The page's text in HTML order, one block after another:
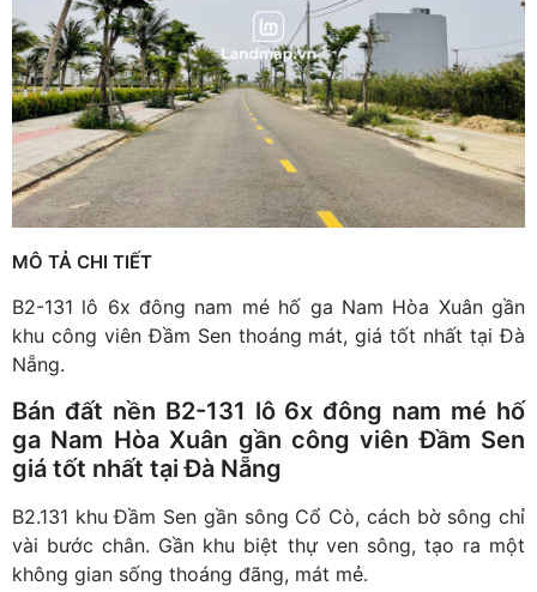
MÔ TẢ CHI TIẾT
B2-131 lô 6x đông nam mé hố ga Nam Hòa Xuân gần
khu công viên Đầm Sen thoáng mát, giá tốt nhất tại Đà
Nẵng.
Bán đất nền B2-131 lô 6x đông nam mé hố
ga Nam Hòa Xuân gần công viên Đầm Sen
giá tốt nhất tại Đà Nẵng
B2.131 khu Đầm Sen gần sông Cổ Cò, cách bờ sông chỉ
vài bước chân. Gần khu biệt thự ven sông, tạo ra một
không gian sống thoáng đãng, mát mẻ.